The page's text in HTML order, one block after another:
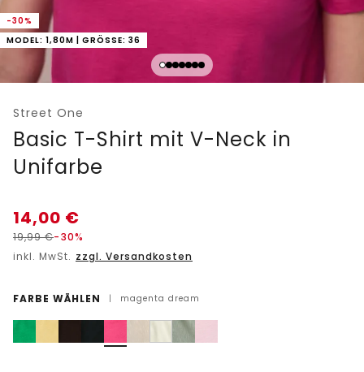
-30%
MODEL: 1,80M | GRÖSSE: 36
Street One
Basic T-Shirt mit V-Neck in
Unifarbe
14,00 €
19,99€-30%
inkl. MwSt. zzgl. Versandkosten
FARBE WÄHLEN | magenta dream